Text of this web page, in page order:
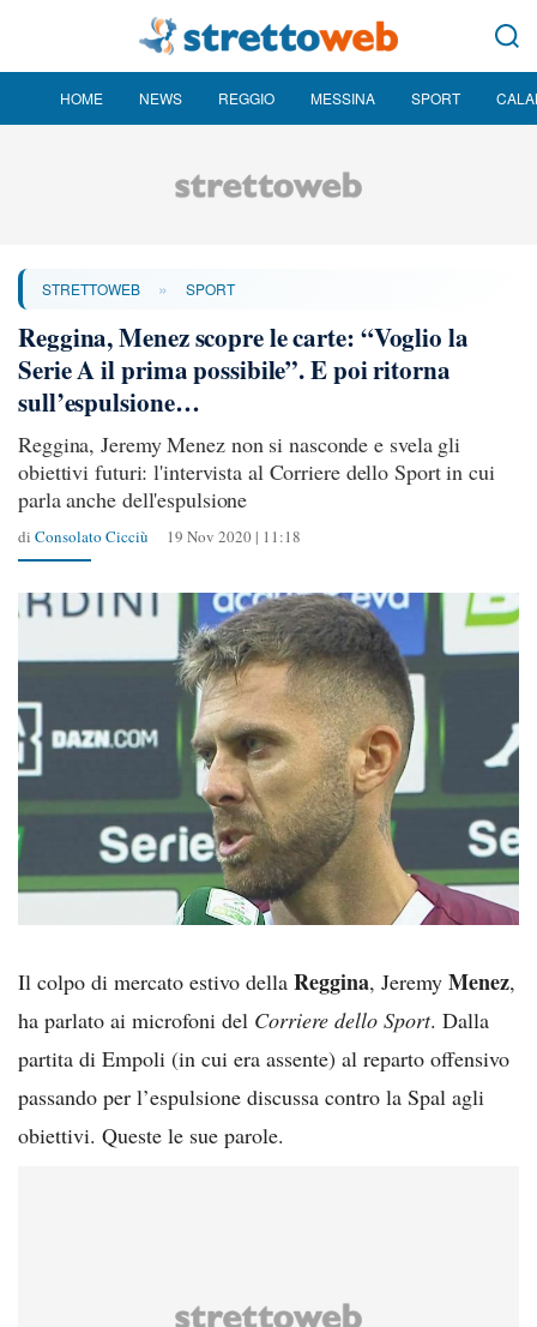
HOME NEWS REGGIO MESSINA SPORT
STRETTOWEB » SPORT
Reggina, Menez scopre le carte: “Voglio la
Serie A il prima possibile”. E poi ritorna
sull’espulsione…
Reggina, Jeremy Menez non si nasconde e svela gli
obiettivi futuri: l'intervista al Corriere dello Sport in cui
parla anche dell'espulsione
di Consolato Cicciù 19 Nov 2020 | 11:18
Il colpo di mercato estivo della Reggina, Jeremy Menez,
ha parlato ai microfoni del Corriere dello Sport. Dalla
partita di Empoli (in cui era assente) al reparto offensivo
passando per l’espulsione discussa contro la Spal agli
obiettivi. Queste le sue parole.